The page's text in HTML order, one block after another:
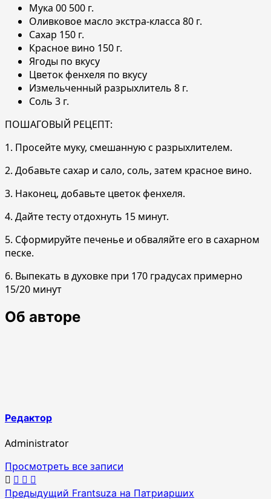
Мука 00 500 г.
Оливковое масло экстра-класса 80 г.
Сахар 150 г.
Красное вино 150 г.
Ягоды по вкусу
Цветок фенхеля по вкусу
Измельченный разрыхлитель 8 г.
Соль 3 г.
ПОШАГОВЫЙ РЕЦЕПТ:
1. Просейте муку, смешанную с разрыхлителем.
2. Добавьте сахар и сало, соль, затем красное вино.
3. Наконец, добавьте цветок фенхеля.
4. Дайте тесту отдохнуть 15 минут.
5. Сформируйте печенье и обваляйте его в сахарном
песке.
6. Выпекать в духовке при 170 градусах примерно
15/20 минут
Об авторе
Редактор
Administrator
Просмотреть все записи
Навигация
Предыдущий Frantsuza на Патриарших